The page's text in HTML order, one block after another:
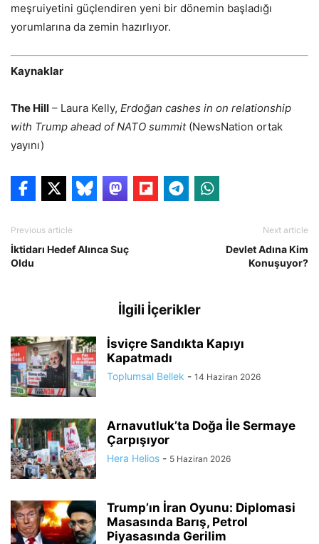
meşruiyetini güçlendiren yeni bir dönemin başladığı
yorumlarına da zemin hazırlıyor.
Kaynaklar
The Hill – Laura Kelly, Erdoğan cashes in on relationship
with Trump ahead of NATO summit(NewsNation ortak
yayını)
Previous article
İktidarı Hedef Alınca Suç
Oldu
Next article
Devlet Adına Kim
Konuşuyor?
İlgili İçerikler
İsviçre Sandıkta Kapıyı
Kapatmadı
Toplumsal Bellek - 14 Haziran 2026
Arnavutluk’ta Doğa İle Sermaye
Çarpışıyor
Hera Helios - 5 Haziran 2026
Trump’ın İran Oyunu: Diplomasi
Masasında Barış, Petrol
Piyasasında Gerilim